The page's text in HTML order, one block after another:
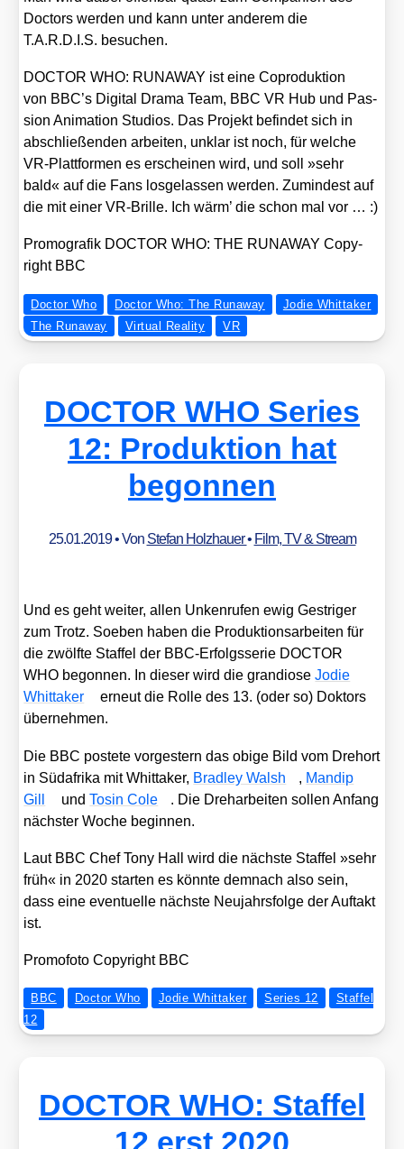
Doc­tors wer­den und kann unter ande­rem die
T.A.R.D.I.S. besu­chen.
DOCTOR WHO: RUNAWAY ist eine Copro­duk­ti­on
von BBC’s Digi­tal Dra­ma Team, BBC VR Hub und Pas­
si­on Ani­ma­ti­on Stu­di­os. Das Pro­jekt befin­det sich in
abschlie­ßen­den arbei­ten, unklar ist noch, für wel­che
VR-Platt­for­men es erschei­nen wird, und soll »sehr
bald« auf die Fans los­ge­las­sen wer­den. Zumin­dest auf
die mit einer VR-Bril­le. Ich wärm’ die schon mal vor … :)
Pro­mo­gra­fik DOCTOR WHO: THE RUNAWAY Copy­
right BBC
Doctor Who Doctor Who: The Runaway
Jodie Whittaker
The Runaway
Virtual Reality VR
DOCTOR WHO Series
12: Produktion hat
begonnen
25.01.2019• Von Stefan Holzhauer• Film, TV & Stream
Und es geht wei­ter, allen Unken­ru­fen ewig Gest­ri­ger
zum Trotz. Soeben haben die Pro­duk­ti­ons­ar­bei­ten für
die zwölf­te Staf­fel der BBC-Erfolgs­se­rie DOCTOR
WHO begon­nen. In die­ser wird die gran­dio­seJodie
Whit­taker
erneut die Rol­le des 13. (oder so) Dok­tors
über­neh­men.
Die BBC pos­te­te vor­ges­tern das obi­ge Bild vom Dreh­ort
in Süd­afri­ka mit Whit­taker, Brad­ley Walsh , Man­dip
Gill
undTosin Cole
. Die Dreh­ar­bei­ten sol­len Anfang
nächs­ter Woche begin­nen.
Laut BBC Chef Tony Hall wird die nächs­te Staf­fel »sehr
früh« in 2020 star­ten es könn­te dem­nach also sein,
dass eine even­tu­el­le nächs­te Neu­jahrs­fol­ge der Auf­takt
ist.
Pro­mo­fo­to Copy­right BBC
BBC Doctor Who Jodie Whittaker Series 12
Staffel
12
DOCTOR WHO: Staffel
12 erst 2020